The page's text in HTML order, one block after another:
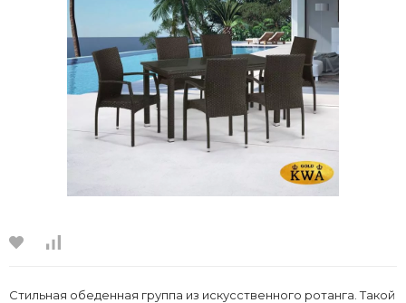
Стильная обеденная группа из искусственного ротанга. Такой